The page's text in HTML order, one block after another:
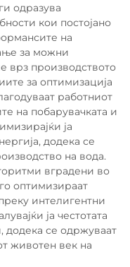
одразува
кои постојано
на
за можни
врз производството
за оптимизација
работниот
на побарувачката и
ја
додека се
на вода.
вградени во
оптимизираат
интелигентни
ја честотата
додека се одржуваат
животен век на